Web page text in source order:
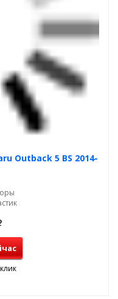
Outback 5 BS 2014-